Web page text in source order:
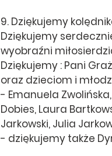
9. Dziękujemy
Dziękujemy
wyobraźni
Dziękujemy : Pani
oraz dzieciom i
- Emanuela
Dobies, Laura
Jarkowski, Julia
- dziękujemy także